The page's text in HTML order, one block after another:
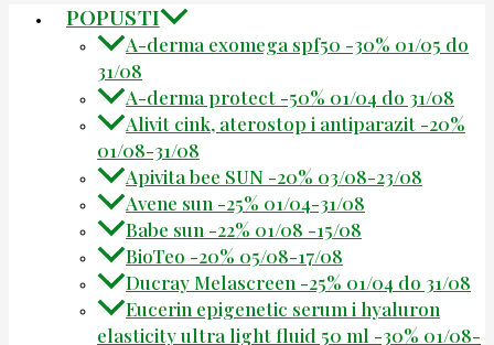
POPUSTI
A-derma exomega spf50 -30% 01/05 do
31/08
A-derma protect -50% 01/04 do 31/08
Alivit cink, aterostop i antiparazit -20%
01/08-31/08
Apivita bee SUN -20% 03/08-23/08
Avene sun -25% 01/04-31/08
Babe sun -22% 01/08 -15/08
BioTeo -20% 05/08-17/08
Ducray Melascreen -25% 01/04 do 31/08
Eucerin epigenetic serum i hyaluron
elasticity ultra light fluid 50 ml -30% 01/08-